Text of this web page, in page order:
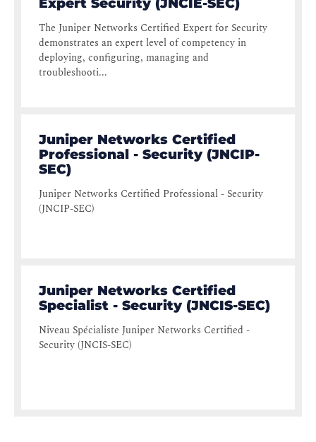
Expert Security (JNCIE-SEC)
The Juniper Networks Certified Expert for Security
demonstrates an expert level of competency in
deploying, configuring, managing and
troubleshooti...
Juniper Networks Certified
Professional - Security (JNCIP-
SEC)
Juniper Networks Certified Professional - Security
(JNCIP-SEC)
Juniper Networks Certified
Specialist - Security (JNCIS-SEC)
Niveau Spécialiste Juniper Networks Certified -
Security (JNCIS-SEC)